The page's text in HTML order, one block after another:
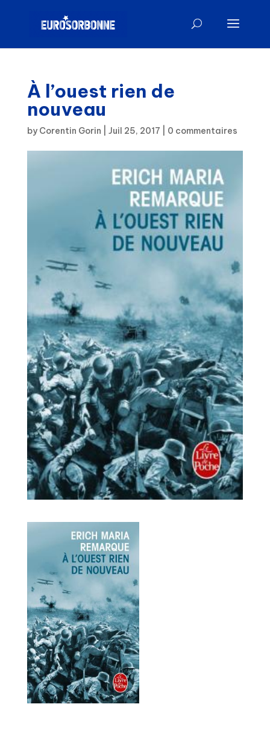
À l’ouest rien de
nouveau
by Corentin Gorin Juil 25, 2017 0 commentaires